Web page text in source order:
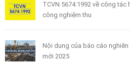
TCVN 5674:1992 về công
công nghiệm thu
Nội dung của báo cáo
mới 2025